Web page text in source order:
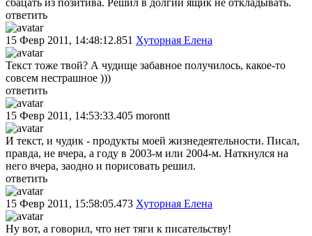
ответить
15 Февр 2011, 14:48:12.851 Хуторная Елена
Текст тоже твой? А чудище забавное получилось, какое-то
совсем нестрашное )))
ответить
15 Февр 2011, 14:53:33.405 morontt
И текст, и чудик - продукты моей жизнедеятельности. Писал,
правда, не вчера, а году в 2003-м или 2004-м. Наткнулся на
него вчера, заодно и порисовать решил.
ответить
15 Февр 2011, 15:58:05.473 Хуторная Елена
Ну вот, а говорил, что нет тяги к писательству!